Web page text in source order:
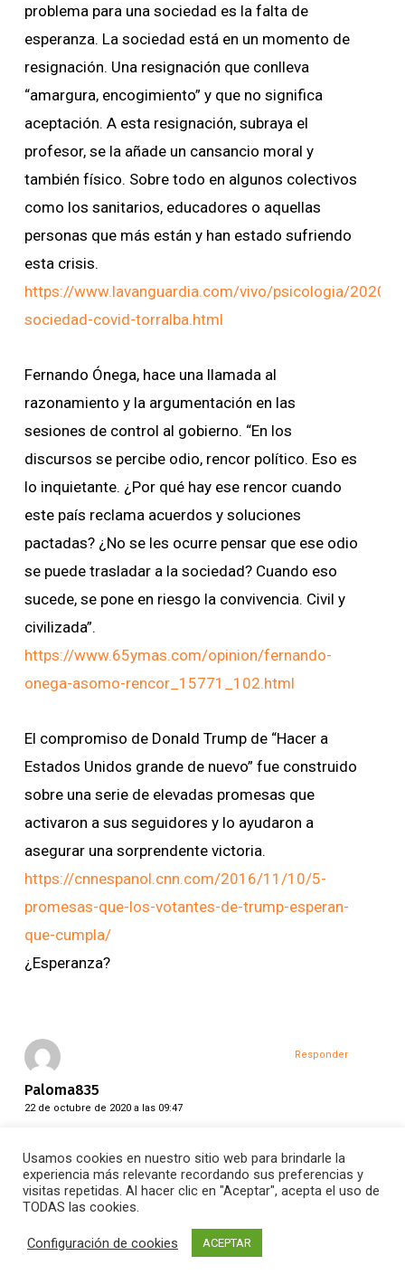
problema para una sociedad es la falta de
esperanza. La sociedad está en un momento de
resignación. Una resignación que conlleva
“amargura, encogimiento” y que no significa
aceptación. A esta resignación, subraya el
profesor, se la añade un cansancio moral y
también físico. Sobre todo en algunos colectivos
como los sanitarios, educadores o aquellas
personas que más están y han estado sufriendo
esta crisis.
https://www.lavanguardia.com/vivo/psicologia/
sociedad-covid-torralba.html
Fernando Ónega, hace una llamada al
razonamiento y la argumentación en las
sesiones de control al gobierno. “En los
discursos se percibe odio, rencor político. Eso es
lo inquietante. ¿Por qué hay ese rencor cuando
este país reclama acuerdos y soluciones
pactadas? ¿No se les ocurre pensar que ese odio
se puede trasladar a la sociedad? Cuando eso
sucede, se pone en riesgo la convivencia. Civil y
civilizada”.
https://www.65ymas.com/opinion/fernando-
onega-asomo-rencor_15771_102.html
El compromiso de Donald Trump de “Hacer a
Estados Unidos grande de nuevo” fue construido
sobre una serie de elevadas promesas que
activaron a sus seguidores y lo ayudaron a
asegurar una sorprendente victoria.
https://cnnespanol.cnn.com/2016/11/10/5-
promesas-que-los-votantes-de-trump-esperan-
que-cumpla/
¿Esperanza?
Paloma835
22 de octubre de 2020 a las 09:47
En este momento, aprecio esperanza en que
haya acuerdo básico en la lucha frente a la
pandemia, y que la ayuda de la UE sirva para
paliar el negativo efecto económico.
Responder
Usamos cookies en nuestro sitio web para brindarle la
experiencia más relevante recordando sus preferencias y
visitas repetidas. Al hacer clic en "Aceptar", acepta el uso de
TODAS las cookies.
Configuración de cookies ACEPTAR